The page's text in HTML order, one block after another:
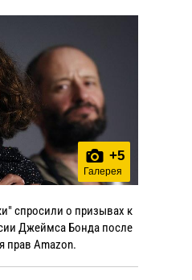
+5
Галерея
спросили о призывах к
Джеймса Бонда после
прав Amazon.